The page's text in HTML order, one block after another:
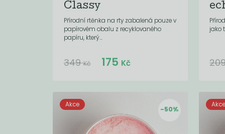
Classy
Přírodní rtěnka na rty zabalená pouze v
papírovém obalu z recyklovaného
papíru, který...
Do košíku:(175
349Kč 175 Kč
jako
Akce
-50%
Akce